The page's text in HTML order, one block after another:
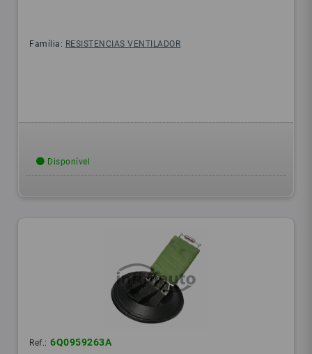
Família: RESISTENCIAS VENTILADOR
Disponível
Ref.: 6Q0959263A